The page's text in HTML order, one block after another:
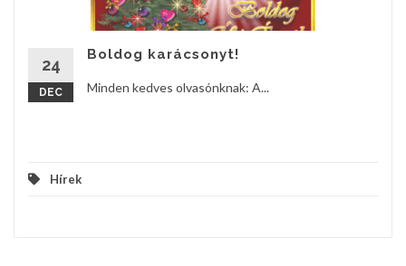
24
DEC
Boldog karácsonyt!
Minden kedves olvasónknak: A...
Hírek